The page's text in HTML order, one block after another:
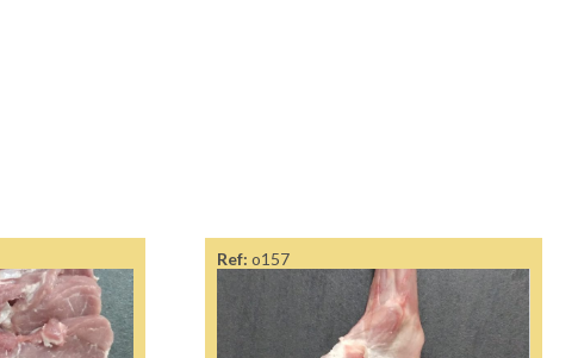
Ref: o157